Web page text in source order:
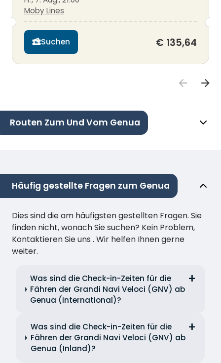
Moby Lines
Suchen € 135,64
Routen Zum Und Vom Genua
Häufig gestellte Fragen zum Genua
Dies sind die am häufigsten gestellten Fragen. Sie
finden nicht, wonach Sie suchen? Kein Problem,
Kontaktieren Sie uns . Wir helfen Ihnen gerne
weiter.
Was sind die Check-in-Zeiten für die
Fähren der Grandi Navi Veloci (GNV) ab
Genua (international)?
Was sind die Check-in-Zeiten für die
Fähren der Grandi Navi Veloci (GNV) ab
Genua (Inland)?